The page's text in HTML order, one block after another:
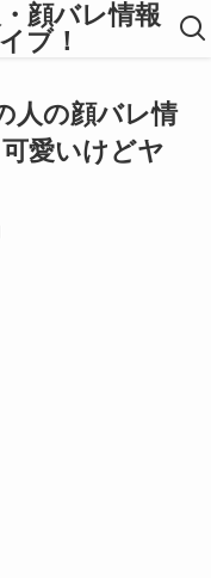
顔バレ情報
ブ！
人の顔バレ情
愛いけどヤ